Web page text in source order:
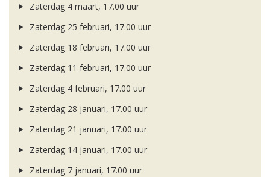
Zaterdag 4 maart, 17.00 uur
Zaterdag 25 februari, 17.00 uur
Zaterdag 18 februari, 17.00 uur
Zaterdag 11 februari, 17.00 uur
Zaterdag 4 februari, 17.00 uur
Zaterdag 28 januari, 17.00 uur
Zaterdag 21 januari, 17.00 uur
Zaterdag 14 januari, 17.00 uur
Zaterdag 7 januari, 17.00 uur